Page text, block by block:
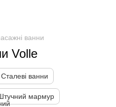
ванни
Volle
Сталеві ванни
мармур